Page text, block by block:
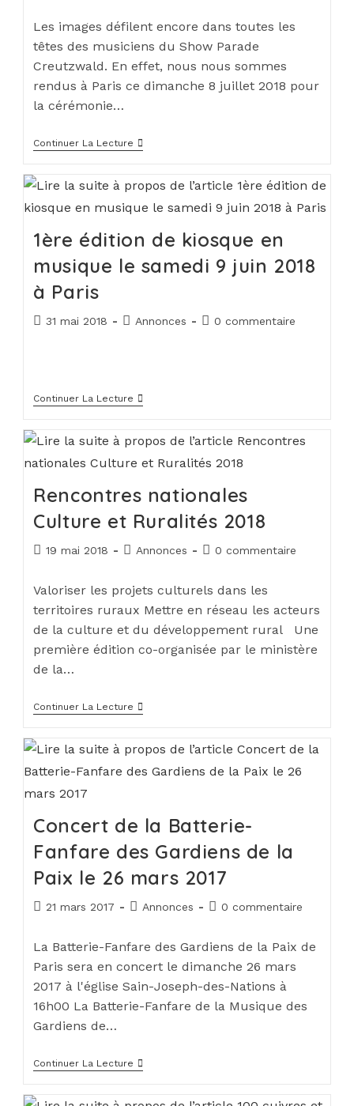
Les images défilent encore dans toutes les
têtes des musiciens du Show Parade
Creutzwald. En effet, nous nous sommes
rendus à Paris ce dimanche 8 juillet 2018 pour
la cérémonie…
Continuer La Lecture
1ère édition de kiosque en
musique le samedi 9 juin 2018
à Paris
31 mai 2018 Annonces 0 commentaire
Continuer La Lecture
Rencontres nationales
Culture et Ruralités 2018
19 mai 2018 Annonces 0 commentaire
Valoriser les projets culturels dans les
territoires ruraux Mettre en réseau les acteurs
de la culture et du développement rural Une
première édition co-organisée par le ministère
de la…
Continuer La Lecture
Concert de la Batterie-
Fanfare des Gardiens de la
Paix le 26 mars 2017
21 mars 2017 Annonces 0 commentaire
La Batterie-Fanfare des Gardiens de la Paix de
Paris sera en concert le dimanche 26 mars
2017 à l'église Sain-Joseph-des-Nations à
16h00 La Batterie-Fanfare de la Musique des
Gardiens de…
Continuer La Lecture